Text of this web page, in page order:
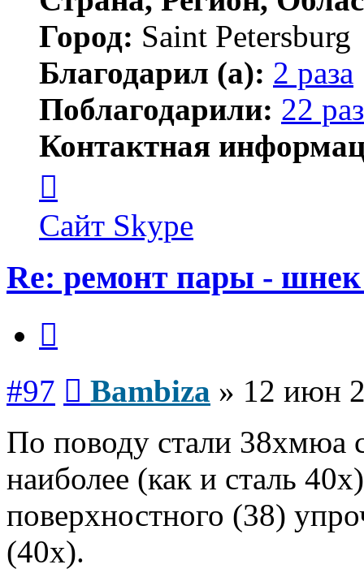
Город: Saint Petersburg
Благодарил (а): 2 раза
Поблагодарили: 22
Контактная
пользователя
Bambiza
Сайт Skype
Re: ремонт пары - шнек
#97 Bambiza » 12 июн
По поводу стали 38хмюа
наиболее (как и сталь
поверхностного (38)
(40х).